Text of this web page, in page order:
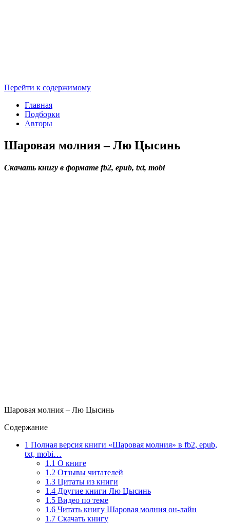
Перейти к содержимому
Главная
Подборки
Авторы
Шаровая молния – Лю Цысинь
Скачать книгу в формате fb2, epub, txt, mobi
Шаровая молния – Лю Цысинь
Содержание
1 Полная версия книги «Шаровая молния» в fb2, epub,
txt, mobi…
1.1 О книге
1.2 Отзывы читателей
1.3 Цитаты из книги
1.4 Другие книги Лю Цысинь
1.5 Видео по теме
1.6 Читать книгу Шаровая молния он-лайн
1.7 Скачать книгу